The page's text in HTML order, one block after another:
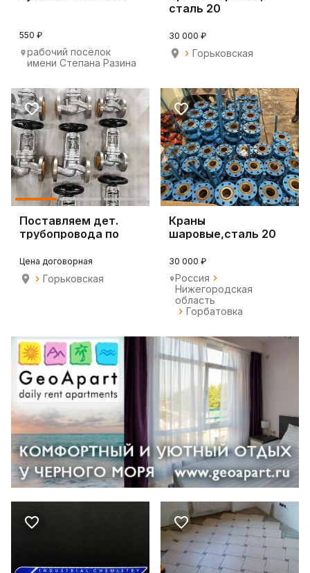
550 ₽
рабочий посёлок
имени Степана Разина
сталь 20
30 000 ₽
Горьковская
Поставляем дет.
трубопровода по
Цена договорная
Горьковская
Краны
шаровые,сталь 20
30 000 ₽
Россия
Нижегородская
область
Горбатовка